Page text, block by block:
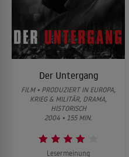
Der Untergang
FILM • PRODUZIERT IN EUROPA,
KRIEG & MILITÄR, DRAMA,
HISTORISCH
2004 • 155 MIN.
Lesermeinung